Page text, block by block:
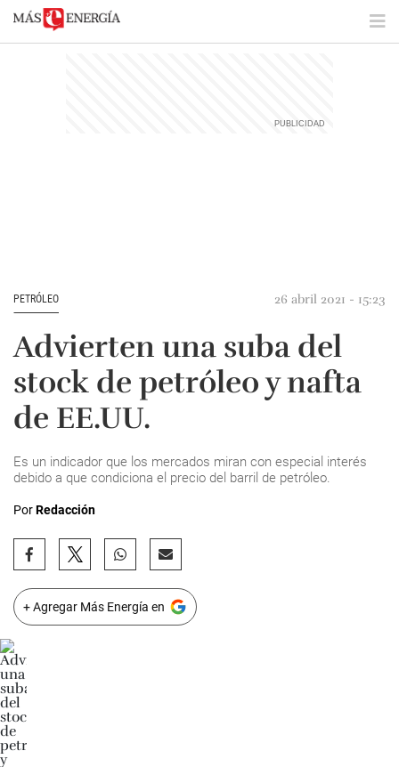
PETRÓLEO 26 abril 2021 - 15:23
Advierten una suba del
stock de petróleo y nafta
de EE.UU.
Es un indicador que los mercados miran con especial interés
debido a que condiciona el precio del barril de petróleo.
PorRedacción
+ Agregar Más Energía en